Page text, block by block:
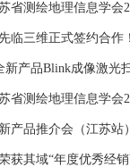
省测绘地理信息学会
临三维正式签约合作！
新产品Blink成像激光
省测绘地理信息学会
产品推介会（江苏站
获其域“年度优秀经